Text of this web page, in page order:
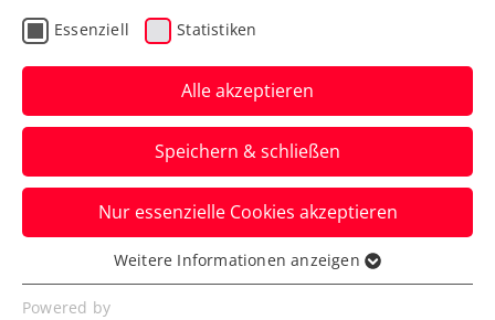
Oswald verpasst 3. Coup
bei ATP-Challenger in
Prostejov
Der ÖTV-Doppelspezialist unterliegt nach
starker Turnierwoche erst im Endspiel.
Verfasst von: Manuel Wachta, 09.06.2024
Essenziell Statistiken
Alle akzeptieren
Speichern & schließen
Nur essenzielle Cookies akzeptieren
Essenziell
Essenzielle Cookies werden für grundlegende
Weitere Informationen anzeigen
Powered by